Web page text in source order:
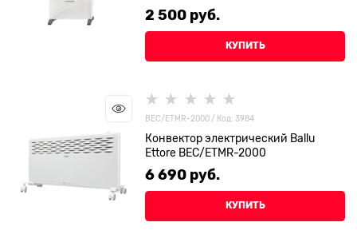
2 500 руб.
КУПИТЬ
BEC/ETMR-2000 / Код: 3984
Конвектор электрический Ballu
Ettore BEC/ETMR-2000
6 690 руб.
КУПИТЬ